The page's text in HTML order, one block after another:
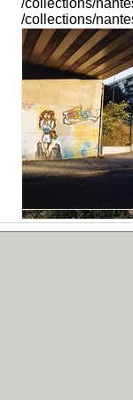
/collections/
/collections/